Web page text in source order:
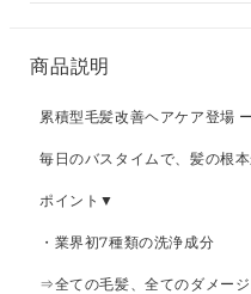
商品説明
累積型毛髪改善ヘアケア登場 ー
毎日のバスタイムで、髪の根本
ポイント▼
・業界初7種類の洗浄成分
⇒全ての毛髪、全てのダメージ